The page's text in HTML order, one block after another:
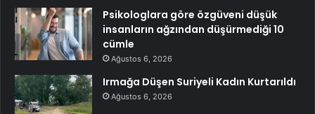
Psikologlara göre özgüveni düşük
insanların ağzından düşürmediği 10
cümle
Ağustos 6, 2026
Irmağa Düşen Suriyeli Kadın Kurtarıldı
Ağustos 6, 2026